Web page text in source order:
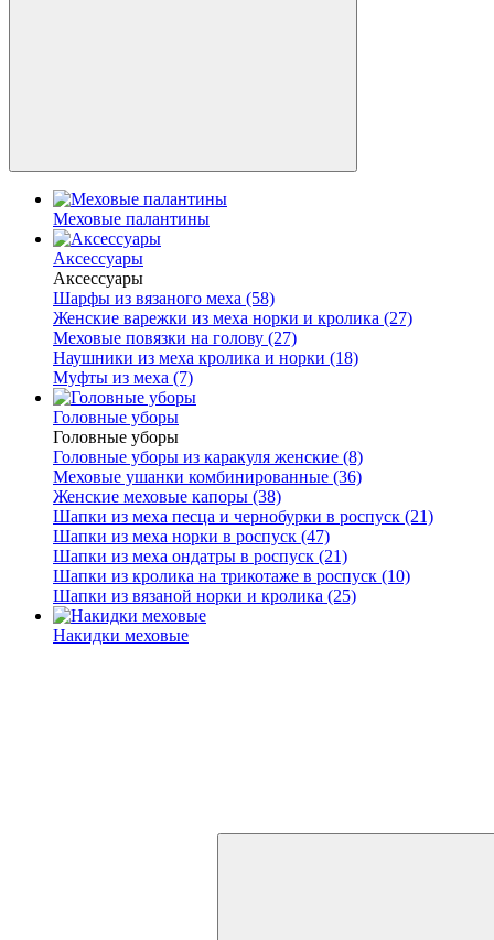
Меховые палантины
Аксессуары
Аксессуары
Шарфы из вязаного меха (58)
Женские варежки из меха норки и кролика (27)
Меховые повязки на голову (27)
Наушники из меха кролика и норки (18)
Муфты из меха (7)
Головные уборы
Головные уборы
Головные уборы из каракуля женские (8)
Меховые ушанки комбинированные (36)
Женские меховые капоры (38)
Шапки из меха песца и чернобурки в роспуск (21)
Шапки из меха норки в роспуск (47)
Шапки из меха ондатры в роспуск (21)
Шапки из кролика на трикотаже в роспуск (10)
Шапки из вязаной норки и кролика (25)
Накидки меховые